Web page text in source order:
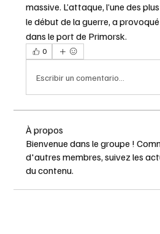
massive. L’attaque, l’une des
le début de la guerre, a
dans le port de Primorsk.
0
Escribir un comentario...
À propos
Bienvenue dans le groupe !
d'autres membres, suivez les
du contenu.